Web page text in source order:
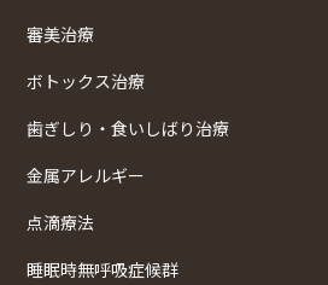
審美治療
ボトックス治療
歯ぎしり・食いしばり治療
金属アレルギー
点滴療法
睡眠時無呼吸症候群